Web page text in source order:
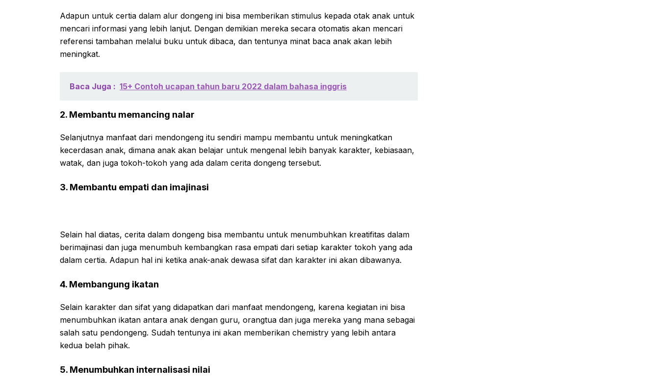
Adapun untuk certia dalam alur dongeng ini bisa memberikan stimulus kepada otak anak untuk
mencari informasi yang lebih lanjut. Dengan demikian mereka secara otomatis akan mencari
referensi tambahan melalui buku untuk dibaca, dan tentunya minat baca anak akan lebih
meningkat.
Baca Juga : 15+ Contoh ucapan tahun baru 2022 dalam bahasa inggris
2. Membantu memancing nalar
Selanjutnya manfaat dari mendongeng itu sendiri mampu membantu untuk meningkatkan
kecerdasan anak, dimana anak akan belajar untuk mengenal lebih banyak karakter, kebiasaan,
watak, dan juga tokoh-tokoh yang ada dalam cerita dongeng tersebut.
3. Membantu empati dan imajinasi
Selain hal diatas, cerita dalam dongeng bisa membantu untuk menumbuhkan kreatifitas dalam
berimajinasi dan juga menumbuh kembangkan rasa empati dari setiap karakter tokoh yang ada
dalam certia. Adapun hal ini ketika anak-anak dewasa sifat dan karakter ini akan dibawanya.
4. Membangung ikatan
Selain karakter dan sifat yang didapatkan dari manfaat mendongeng, karena kegiatan ini bisa
menumbuhkan ikatan antara anak dengan guru, orangtua dan juga mereka yang mana sebagai
salah satu pendongeng. Sudah tentunya ini akan memberikan chemistry yang lebih antara
kedua belah pihak.
5. Menumbuhkan internalisasi nilai